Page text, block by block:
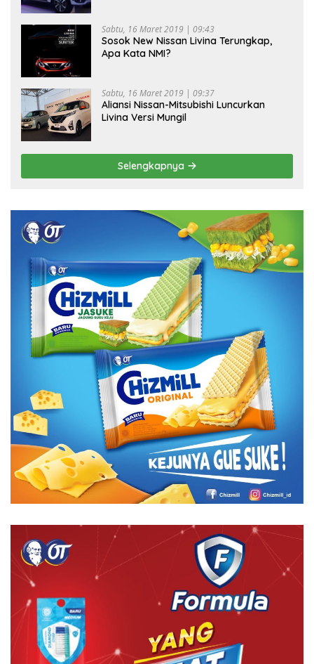
Sabtu, 16 Maret 2019 | 09:43
Sosok New Nissan Livina Terungkap,
Apa Kata NMI?
Sabtu, 16 Maret 2019 | 09:37
Aliansi Nissan-Mitsubishi Luncurkan
Livina Versi Mungil
Selengkapnya